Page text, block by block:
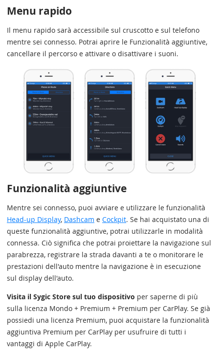
Menu rapido
Il menu rapido sarà accessibile sul cruscotto e sul telefono
mentre sei connesso. Potrai aprire le Funzionalità aggiuntive,
cancellare il percorso e attivare o disattivare i suoni.
Funzionalità aggiuntive
Mentre sei connesso, puoi avviare e utilizzare le funzionalità
Head-up Display, Dashcam e Cockpit. Se hai acquistato una di
queste funzionalità aggiuntive, potrai utilizzarle in modalità
connessa. Ciò significa che potrai proiettare la navigazione sul
parabrezza, registrare la strada davanti a te o monitorare le
prestazioni dell'auto mentre la navigazione è in esecuzione
sul display dell'auto.
Visita il Sygic Store sul tuo dispositivo per saperne di più
sulla licenza Mondo + Premium + Premium per CarPlay. Se già
possiedi una licenza Premium, puoi acquistare la funzionalità
aggiuntiva Premium per CarPlay per usufruire di tutti i
vantaggi di Apple CarPlay.